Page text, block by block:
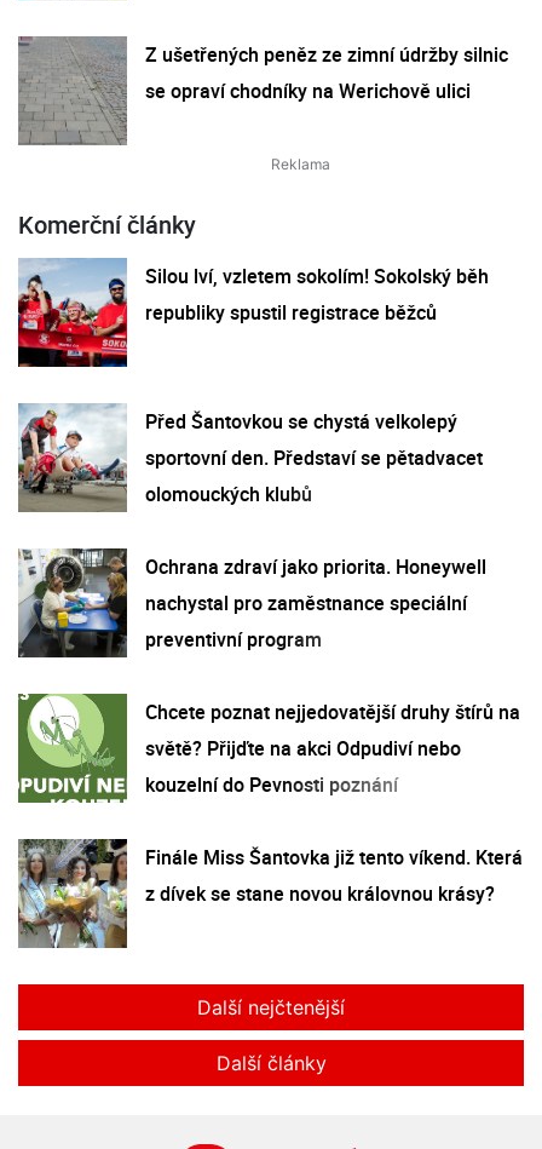
Z ušetřených peněz ze zimní údržby silnic
se opraví chodníky na Werichově ulici
Komerční články
Silou lví, vzletem sokolím! Sokolský běh
republiky spustil registrace běžců
Před Šantovkou se chystá velkolepý
sportovní den. Představí se pětadvacet
olomouckých klubů
Ochrana zdraví jako priorita. Honeywell
nachystal pro zaměstnance speciální
preventivní program
Chcete poznat nejjedovatější druhy štírů na
světě? Přijďte na akci Odpudiví nebo
kouzelní do Pevnosti poznání
Finále Miss Šantovka již tento víkend. Která
z dívek se stane novou královnou krásy?
Další nejčtenější
Další články